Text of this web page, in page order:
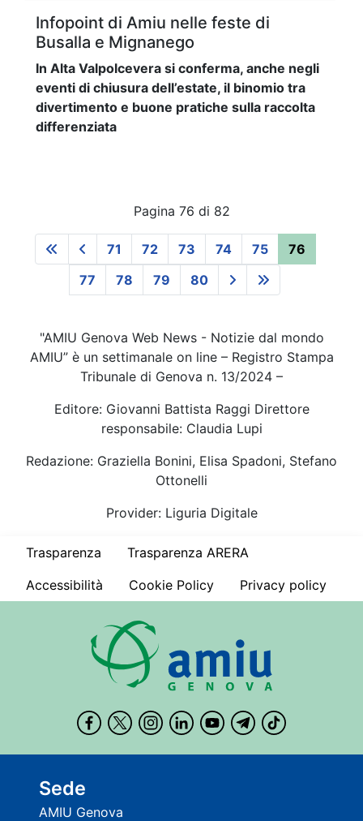
Infopoint di Amiu nelle feste di
Busalla e Mignanego
In Alta Valpolcevera si conferma, anche negli
eventi di chiusura dell’estate, il binomio tra
divertimento e buone pratiche sulla raccolta
differenziata
Pagina 76 di 82
71 72 73 74 75
76
77
78 79 80
"AMIU Genova Web News - Notizie dal mondo
AMIU” è un settimanale on line – Registro Stampa
Tribunale di Genova n. 13/2024 –
Editore: Giovanni Battista Raggi Direttore
responsabile: Claudia Lupi
Redazione: Graziella Bonini, Elisa Spadoni, Stefano
Ottonelli
Provider: Liguria Digitale
Trasparenza
Trasparenza ARERA
Accessibilità
Cookie Policy Privacy policy
Sede
AMIU Genova